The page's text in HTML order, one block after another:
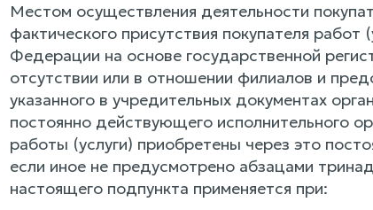
Местом осуществления деятельности
фактического присутствия покупателя
Федерации на основе государственной
отсутствии или в отношении филиалов и
указанного в учредительных документах
постоянно действующего исполнительного
работы (услуги) приобретены через это
если иное не предусмотрено абзацами
настоящего подпункта применяется при: